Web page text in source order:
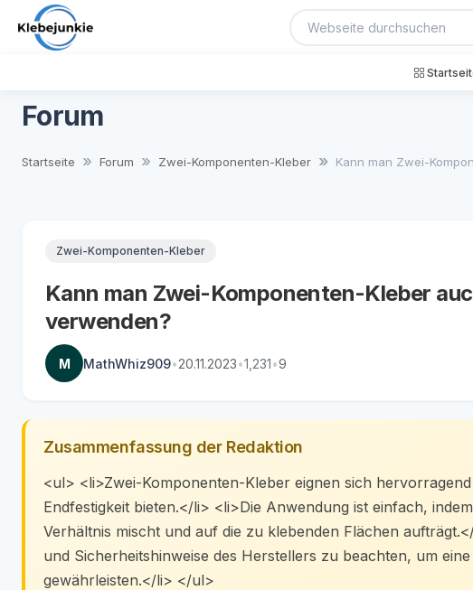
Forum
Startseite Forum Zwei-Komponenten-Kleber Kann man Zwei-
Zwei-Komponenten-Kleber
Kann man Zwei-Komponenten-Kleber
verwenden?
M MathWhiz909•20.11.2023•1,231•9
Zusammenfassung der Redaktion
<ul> <li>Zwei-Komponenten-Kleber eignen sich
Endfestigkeit bieten.</li> <li>Die Anwendung ist einfach,
Verhältnis mischt und auf die zu klebenden Flächen
und Sicherheitshinweise des Herstellers zu beachten, um
gewährleisten.</li> </ul>